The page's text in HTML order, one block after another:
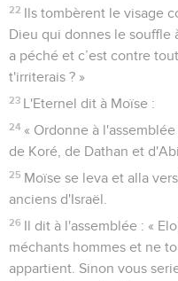
22 Ils tombèrent le visage
Dieu qui donnes le souffle
a péché et c’est contre
t'irriterais ? »
23 L'Eternel dit à Moïse :
24 « Ordonne à
de Koré, de Dathan et
25 Moïse se leva et alla
anciens d'Israël.
26 Il dit à l'assemblée : «
méchants hommes et ne
appartient. Sinon vous